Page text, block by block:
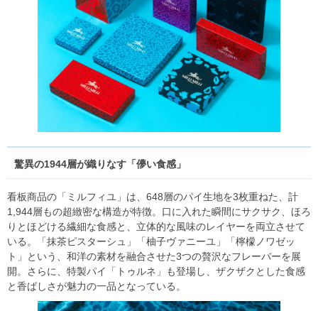
驚異の1944層が織りなす「儚い食感」
看板商品の「ミルフィユ」は、648層のパイ生地を3枚重ねた、計
1,944層もの超緻密な構造が特徴。口に入れた瞬間にサクサク、ほろ
りとほどける繊細な食感と、立体的な風味のレイヤーを両立させて
いる。「抹茶ピスターシュ」「柚子ヴァニーユ」「檸檬ノワゼッ
ト」という、和洋の素材を融合させた3つの贅沢なフレーバーを展
開。さらに、特製パイ「トゥルネ」も登場し、ザクザクとした食感
と香ばしさが魅力の一品となっている。